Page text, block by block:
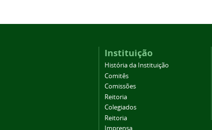
Instituição
História da Instituição
Comitês
Comissões
Reitoria
Colegiados
Reitoria